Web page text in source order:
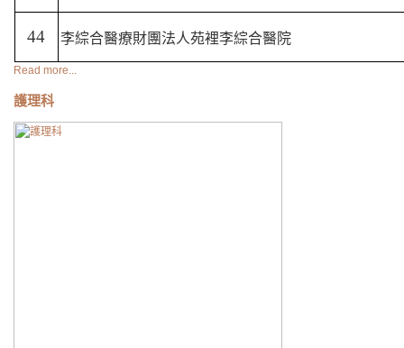
44 李綜合醫療財團法人苑裡李綜合醫院
Read more...
護理科